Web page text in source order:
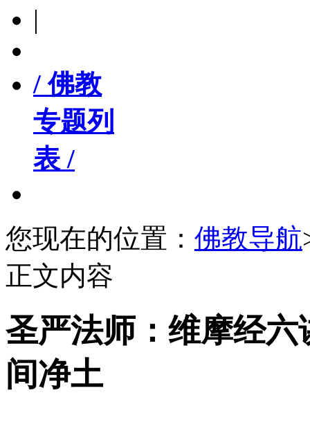
|
/ 佛教
专题列
表 /
您现在的位置： 佛教导航
正文内容
圣严法师：维摩经
间净土